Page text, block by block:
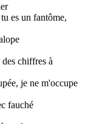
es un fantôme,
chiffres à
je ne m'occupe
fauché